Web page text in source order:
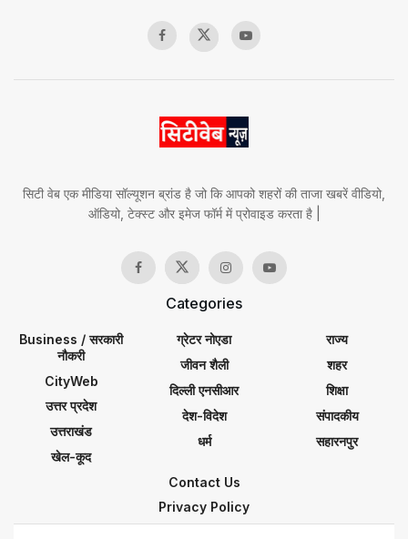
सिटी वेब एक मीडिया सॉल्यूशन ब्रांड है जो कि आपको शहरों की ताजा खबरें वीडियो,
ऑडियो, टेक्स्ट और इमेज फॉर्म में प्रोवाइड करता है |
Categories
Business / सरकारी
नौकरी
CityWeb
उत्तर प्रदेश
उत्तराखंड
खेल-कूद
ग्रेटर नोएडा
जीवन शैली
दिल्ली एनसीआर
देश-विदेश
धर्म
राज्य
शहर
शिक्षा
संपादकीय
सहारनपुर
Contact Us
Privacy Policy